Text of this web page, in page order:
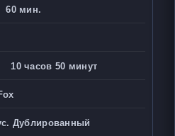
60 мин.
10 часов 50 минут
Дублированный